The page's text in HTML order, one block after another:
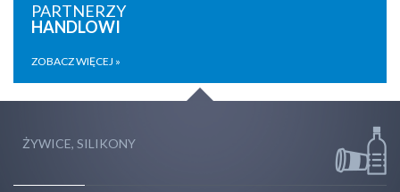
PARTNERZY
HANDLOWI
ZOBACZ WIĘCEJ »
ŻYWICE, SILIKONY